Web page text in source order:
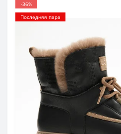
-36%
Последняя пара